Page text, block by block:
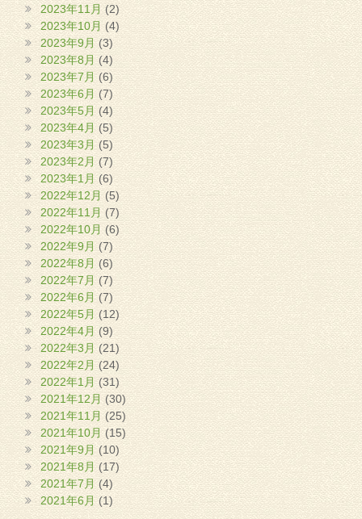
2023年11月 (2)
2023年10月(4)
2023年9月 (3)
2023年8月 (4)
2023年7月(6)
2023年6月 (7)
2023年5月 (4)
2023年4月(5)
2023年3月 (5)
2023年2月 (7)
2023年1月 (6)
2022年12月(5)
2022年11月 (7)
2022年10月 (6)
2022年9月 (7)
2022年8月 (6)
2022年7月(7)
2022年6月 (7)
2022年5月 (12)
2022年4月 (9)
2022年3月 (21)
2022年2月 (24)
2022年1月(31)
2021年12月 (30)
2021年11月 (25)
2021年10月(15)
2021年9月(10)
2021年8月 (17)
2021年7月 (4)
2021年6月 (1)